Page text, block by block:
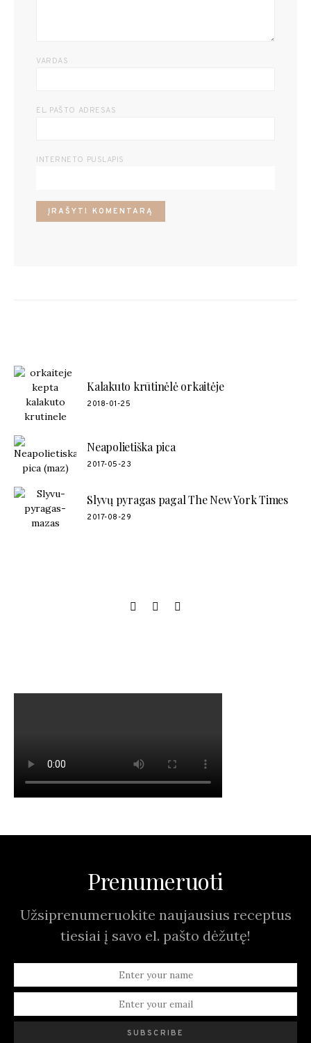
VARDAS
EL. PAŠTO ADRESAS
INTERNETO PUSLAPIS
Kalakuto krūtinėlė orkaitėje
2018-01-25
Neapolietiška pica
2017-05-23
Slyvų pyragas pagal The New York Times
2017-08-29
Prenumeruoti
Užsiprenumeruokite naujausius receptus
tiesiai į savo el. pašto dėžutę!
SUBSCRIBE